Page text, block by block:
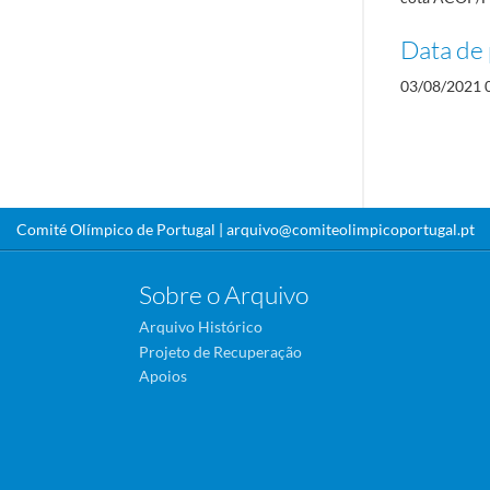
Data de
03/08/2021
Comité Olímpico de Portugal | arquivo@comiteolimpicoportugal.pt
Sobre o Arquivo
Arquivo Histórico
Projeto de Recuperação
Apoios